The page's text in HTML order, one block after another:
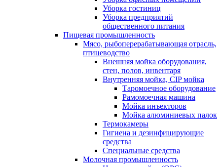
Уборка гостиниц
Уборка предприятий
общественного питания
Пищевая промышленность
Мясо, рыбоперерабатывающая отрасль,
птицеводство
Внешняя мойка оборудования,
стен, полов, инвентаря
Внутренняя мойка, CIP мойка
Таромоечное оборудование
Рамомоечная машина
Мойка инъекторов
Мойка алюминиевых палок
Термокамеры
Гигиена и дезинфицирующие
средства
Специальные средства
Молочная промышленность